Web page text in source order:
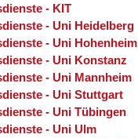
- KIT
- Uni Heidelberg
- Uni Hohenheim
- Uni Konstanz
- Uni Mannheim
- Uni Stuttgart
- Uni Tübingen
- Uni Ulm